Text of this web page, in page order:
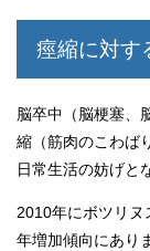
痙縮に対す
脳卒中（脳梗塞、
縮（筋肉のこわば
日常生活の妨げと
2010年にボツリヌ
年増加傾向にあり